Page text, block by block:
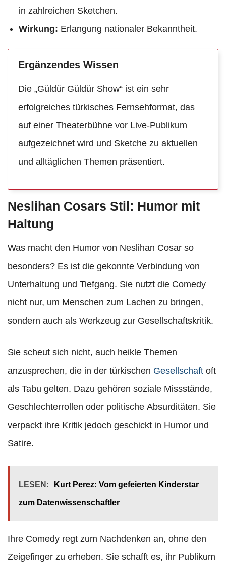
in zahlreichen Sketchen.
Wirkung: Erlangung nationaler Bekanntheit.
Ergänzendes Wissen
Die „Güldür Güldür Show“ ist ein sehr
erfolgreiches türkisches Fernsehformat, das
auf einer Theaterbühne vor Live-Publikum
aufgezeichnet wird und Sketche zu aktuellen
und alltäglichen Themen präsentiert.
Neslihan Cosars Stil: Humor mit
Haltung
Was macht den Humor von Neslihan Cosar so
besonders? Es ist die gekonnte Verbindung von
Unterhaltung und Tiefgang. Sie nutzt die Comedy
nicht nur, um Menschen zum Lachen zu bringen,
sondern auch als Werkzeug zur Gesellschaftskritik.
Sie scheut sich nicht, auch heikle Themen
anzusprechen, die in der türkischen Gesellschaft oft
als Tabu gelten. Dazu gehören soziale Missstände,
Geschlechterrollen oder politische Absurditäten. Sie
verpackt ihre Kritik jedoch geschickt in Humor und
Satire.
LESEN: Kurt Perez: Vom gefeierten Kinderstar
zum Datenwissenschaftler
Ihre Comedy regt zum Nachdenken an, ohne den
Zeigefinger zu erheben. Sie schafft es, ihr Publikum